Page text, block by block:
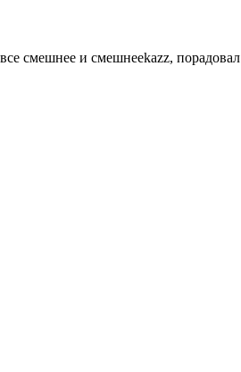
смешнее и смешнееkazz, порадовал